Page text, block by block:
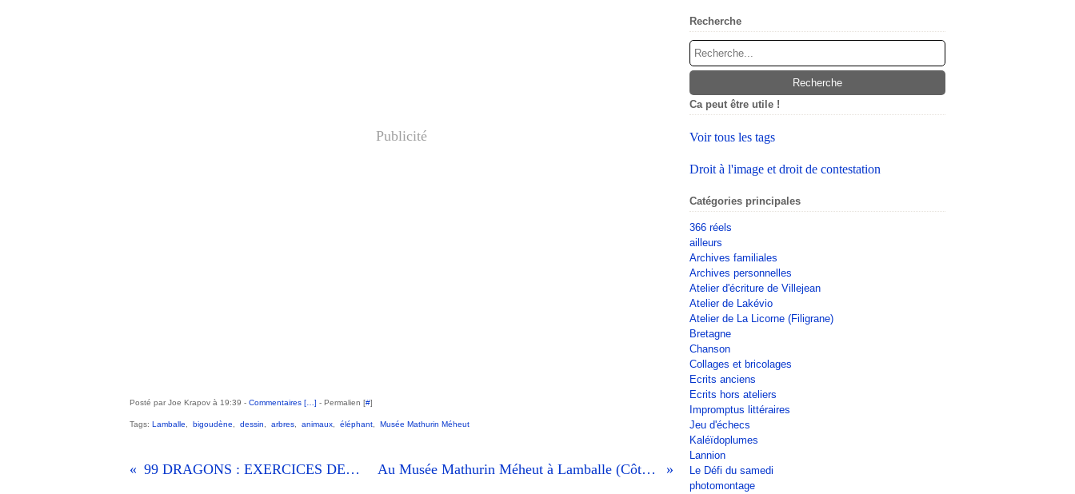
Publicité
Posté par Joe Krapov à 19:39 - Commentaires [ ] - Permalien [#]
Tags: Lamballe bigoudène dessin arbres animaux éléphant Musée Mathurin Méheut
99 DRAGONS : EXERCICES DE STYLE. 79, Paronomase Au Musée Mathurin Méheut à Lamballe (Côtes d'Armor) le 22 avril 2024 (1)
Recherche
Ca peut être utile !
Voir tous les tags
Droit à l'image et droit de contestation
Catégories principales
366 réels
ailleurs
Archives familiales
Archives personnelles
Atelier d'écriture de Villejean
Atelier de Lakévio
Atelier de La Licorne (Filigrane)
Bretagne
Chanson
Collages et bricolages
Ecrits anciens
Ecrits hors ateliers
Impromptus littéraires
Jeu d'échecs
Kaléïdoplumes
Lannion
Le Défi du samedi
photomontage